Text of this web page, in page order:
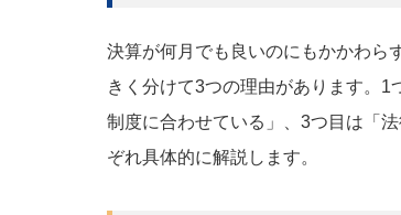
決算が何月でも良いのにもかかわら
きく分けて3つの理由があります。
制度に合わせている」、3つ目は「
ぞれ具体的に解説します。